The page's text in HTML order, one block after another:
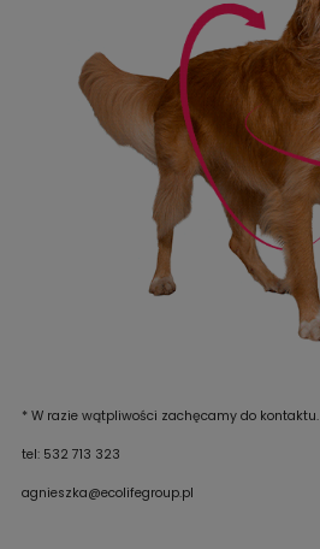
* W razie wątpliwości zachęcamy do kontaktu.
tel: 532 713 323
agnieszka@ecolifegroup.pl